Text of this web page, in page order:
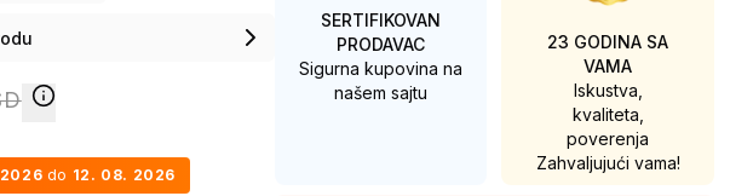
do 12. 08. 2026
SERTIFIKOVAN
PRODAVAC
Sigurna kupovina na
našem sajtu
23 GODINA SA
VAMA
Iskustva,
kvaliteta,
poverenja
Zahvaljujući vama!